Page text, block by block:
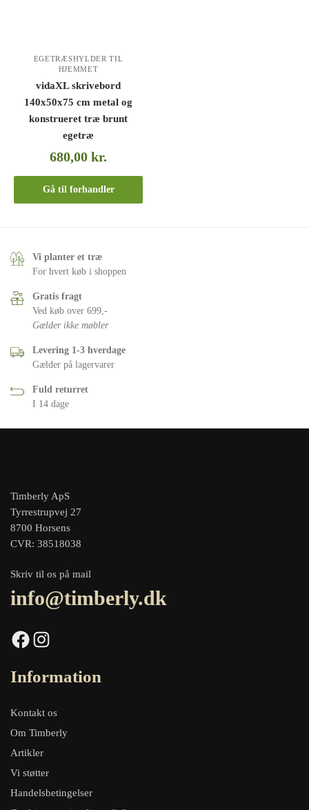
EGETRÆSHYLDER TIL
HJEMMET
vidaXL skrivebord
140x50x75 cm metal og
konstrueret træ brunt
egetræ
680,00kr.
Gå til forhandler
Vi planter et træ
For hvert køb i shoppen
Gratis fragt
Ved køb over 699,-
Gælder ikke møbler
Levering 1-3 hverdage
Gælder på lagervarer
Fuld returret
I 14 dage
Timberly ApS
Tyrrestrupvej 27
8700 Horsens
CVR: 38518038
Skriv til os på mail
info@timberly.dk
Facebook Instagram
Information
Kontakt os
Om Timberly
Artikler
Vi støtter
Handelsbetingelser